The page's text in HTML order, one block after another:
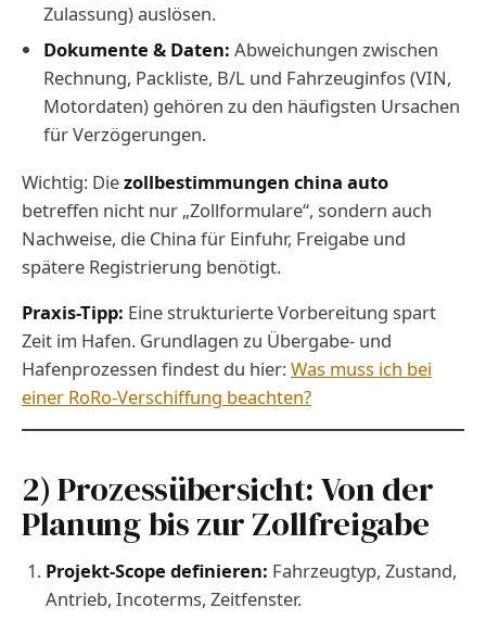
Zulassung) auslösen.
Dokumente & Daten: Abweichungen zwischen
Rechnung, Packliste, B/L und Fahrzeuginfos (VIN,
Motordaten) gehören zu den häufigsten Ursachen
für Verzögerungen.
Wichtig: Diezollbestimmungen china auto
betreffen nicht nur „Zollformulare“, sondern auch
Nachweise, die China für Einfuhr, Freigabe und
spätere Registrierung benötigt.
Praxis-Tipp: Eine strukturierte Vorbereitung spart
Zeit im Hafen. Grundlagen zu Übergabe- und
Hafenprozessen findest du hier:Was muss ich bei
einer RoRo-Verschiffung beachten?
2) Prozessübersicht: Von der
Planung bis zur Zollfreigabe
Projekt-Scope definieren: Fahrzeugtyp, Zustand,
Antrieb, Incoterms, Zeitfenster.